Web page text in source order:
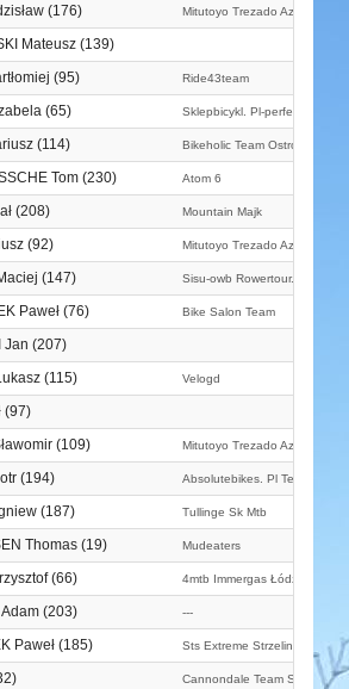
(176) Mitutoyo Trezado Azs
Mateusz (139)
(95) Ride43team
(65) Sklepbicykl. Pl-perfectsource
(114) Bikeholic Team Ostrów
Tom (230) Atom 6
(208) Mountain Majk
(92) Mitutoyo Trezado Azs
(147) Sisu-owb Rowertour. Com
Paweł (76) Bike Salon Team
Jan (207)
(115) Velogd
(97)
(109) Mitutoyo Trezado Azs
(194) Absolutebikes. Pl Team
(187) Tullinge Sk Mtb
Thomas (19) Mudeaters
(66) 4mtb Immergas Łódź
(203) ---
Paweł (185) Sts Extreme Strzelin
Cannondale Team Spandau